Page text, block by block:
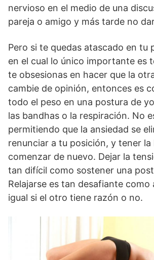
nervioso en el medio de una
pareja o amigo y más tarde no
Pero si te quedas atascado en tu
en el cual lo único importante es
te obsesionas en hacer que la
cambie de opinión, entonces es
todo el peso en una postura de
las bandhas o la respiración. No
permitiendo que la ansiedad se
renunciar a tu posición, y tener la
comenzar de nuevo. Dejar la
tan difícil como sostener una
Relajarse es tan desafiante como
igual si el otro tiene razón o no.